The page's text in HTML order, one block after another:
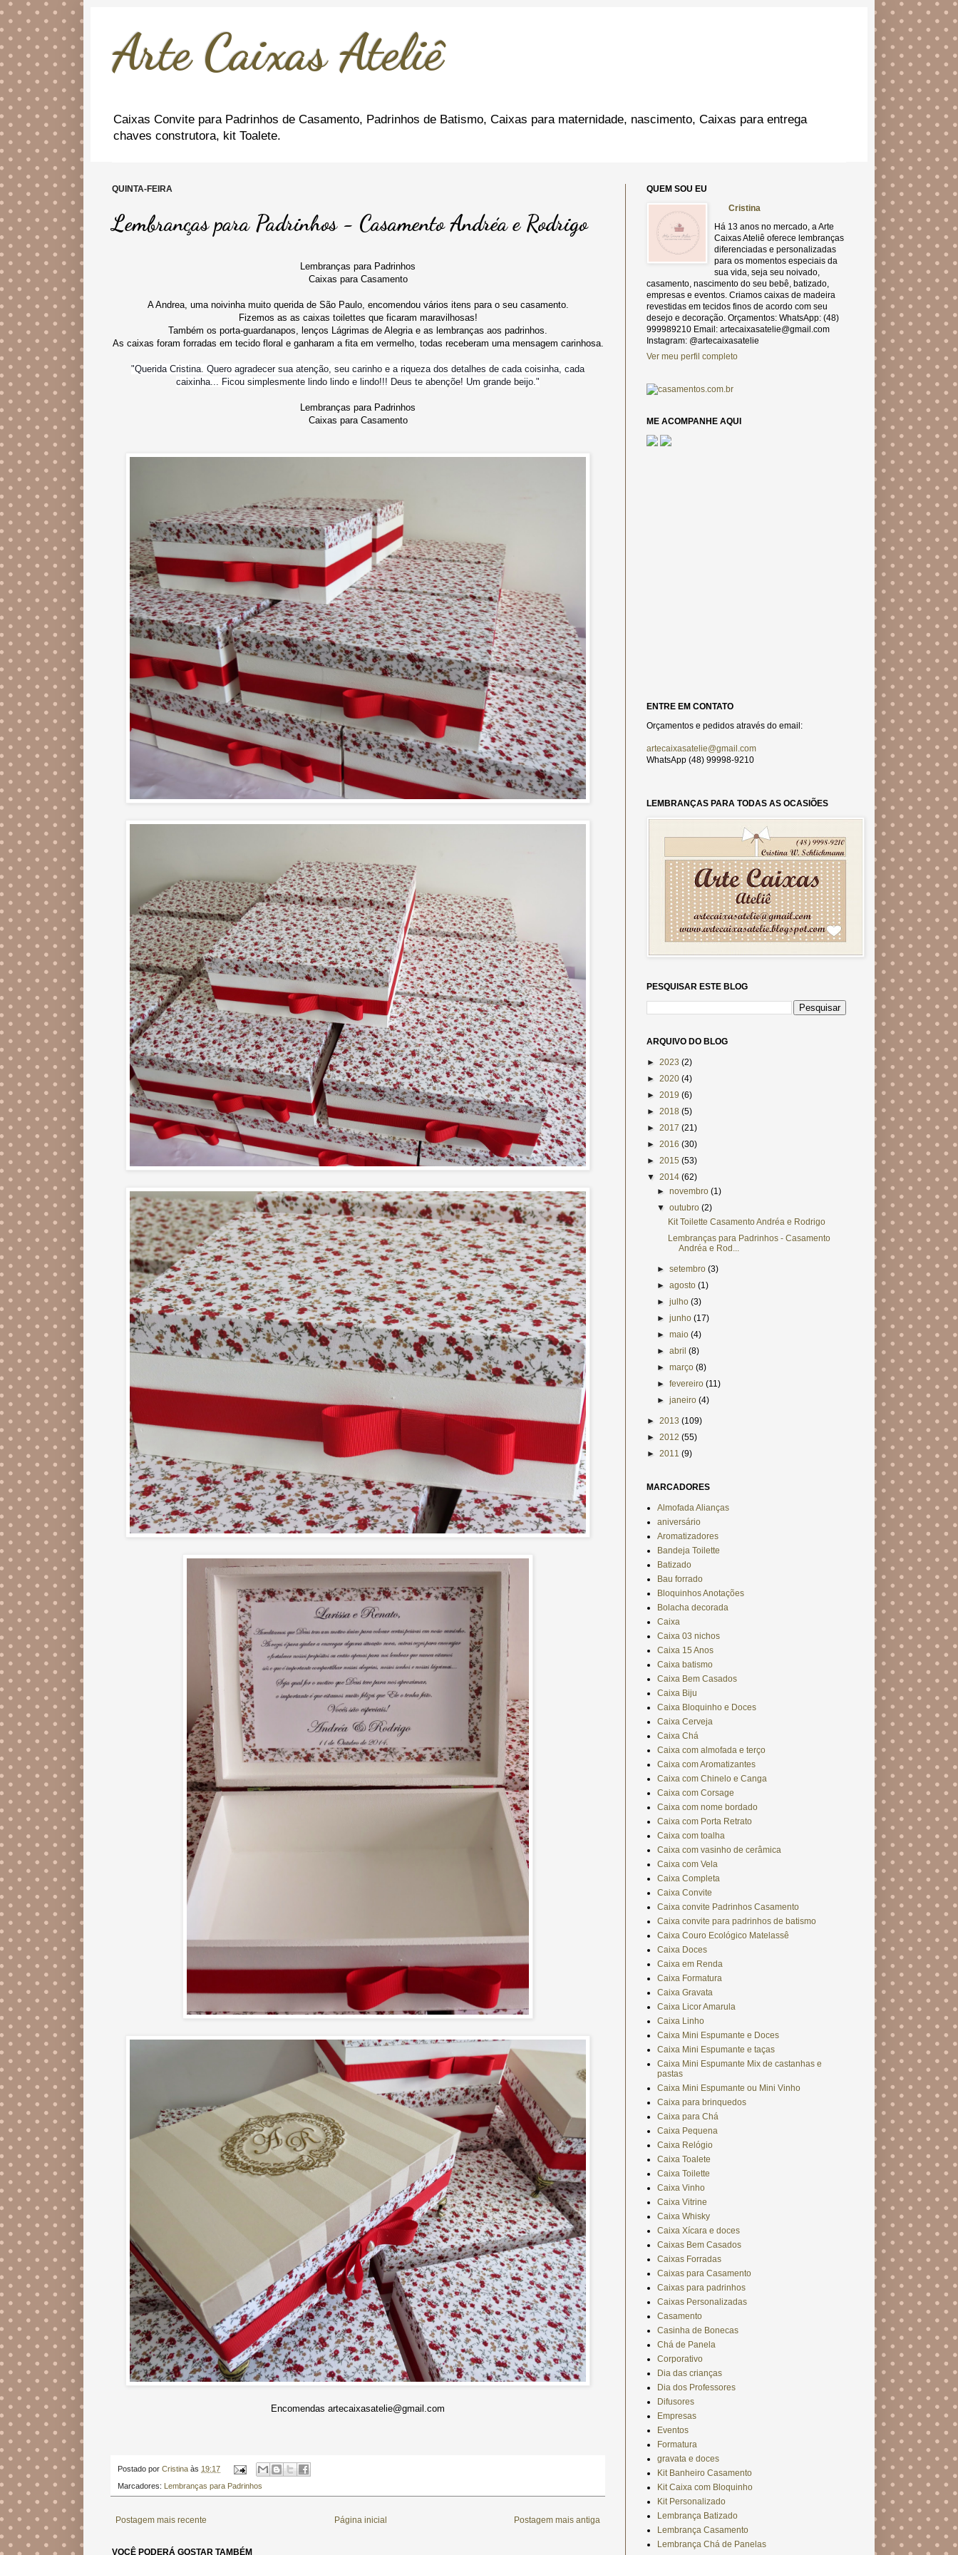
Arte Caixas Ateliê
Caixas Convite para Padrinhos de Casamento, Padrinhos de Batismo, Caixas para maternidade, nascimento, Caixas para entrega
chaves construtora, kit Toalete.
QUINTA-FEIRA
Lembranças para Padrinhos - Casamento Andréa e Rodrigo
Lembranças para Padrinhos
Caixas para Casamento
A Andrea, uma noivinha muito querida de São Paulo, encomendou vários itens para o seu casamento.
Fizemos as as caixas toilettes que ficaram maravilhosas!
Também os porta-guardanapos, lenços Lágrimas de Alegria e as lembranças aos padrinhos.
As caixas foram forradas em tecido floral e ganharam a fita em vermelho, todas receberam uma mensagem carinhosa.
"Querida Cristina. Quero agradecer sua atenção, seu carinho e a riqueza dos detalhes de cada coisinha, cada
caixinha... Ficou simplesmente lindo lindo e lindo!!! Deus te abençõe! Um grande beijo."
Lembranças para Padrinhos
Caixas para Casamento
Encomendas artecaixasatelie@gmail.com
Postado por Cristina às 19:17
Marcadores: Lembranças para Padrinhos
Postagem mais recente Postagem mais antiga
Página inicial
VOCÊ PODERÁ GOSTAR TAMBÉM
QUEM SOU EU
Cristina
Há 13 anos no mercado, a Arte
Caixas Ateliê oferece lembranças
diferenciadas e personalizadas
para os momentos especiais da
sua vida, seja seu noivado,
casamento, nascimento do seu bebê, batizado,
empresas e eventos. Criamos caixas de madeira
revestidas em tecidos finos de acordo com seu
desejo e decoração. Orçamentos: WhatsApp: (48)
999989210 Email: artecaixasatelie@gmail.com
Instagram: @artecaixasatelie
Ver meu perfil completo
ME ACOMPANHE AQUI
ENTRE EM CONTATO
Orçamentos e pedidos através do email:
artecaixasatelie@gmail.com
WhatsApp (48) 99998-9210
LEMBRANÇAS PARA TODAS AS OCASIÕES
PESQUISAR ESTE BLOG
ARQUIVO DO BLOG
► 2023 (2)
► 2020 (4)
► 2019 (6)
► 2018 (5)
► 2017 (21)
► 2016 (30)
► 2015 (53)
▼ 2014 (62)
►novembro(1)
▼outubro(2)
Kit Toilette Casamento Andréa e Rodrigo
Lembranças para Padrinhos - Casamento
Andréa e Rod...
►setembro(3)
►agosto(1)
►julho(3)
►junho(17)
►maio(4)
►abril(8)
►março(8)
►fevereiro(11)
►janeiro(4)
► 2013 (109)
► 2012 (55)
► 2011 (9)
MARCADORES
Almofada Alianças
aniversário
Aromatizadores
Bandeja Toilette
Batizado
Bau forrado
Bloquinhos Anotações
Bolacha decorada
Caixa
Caixa 03 nichos
Caixa 15 Anos
Caixa batismo
Caixa Bem Casados
Caixa Biju
Caixa Bloquinho e Doces
Caixa Cerveja
Caixa Chá
Caixa com almofada e terço
Caixa com Aromatizantes
Caixa com Chinelo e Canga
Caixa com Corsage
Caixa com nome bordado
Caixa com Porta Retrato
Caixa com toalha
Caixa com vasinho de cerâmica
Caixa com Vela
Caixa Completa
Caixa Convite
Caixa convite Padrinhos Casamento
Caixa convite para padrinhos de batismo
Caixa Couro Ecológico Matelassê
Caixa Doces
Caixa em Renda
Caixa Formatura
Caixa Gravata
Caixa Licor Amarula
Caixa Linho
Caixa Mini Espumante e Doces
Caixa Mini Espumante e taças
Caixa Mini Espumante Mix de castanhas e
pastas
Caixa Mini Espumante ou Mini Vinho
Caixa para brinquedos
Caixa para Chá
Caixa Pequena
Caixa Relógio
Caixa Toalete
Caixa Toilette
Caixa Vinho
Caixa Vitrine
Caixa Whisky
Caixa Xícara e doces
Caixas Bem Casados
Caixas Forradas
Caixas para Casamento
Caixas para padrinhos
Caixas Personalizadas
Casamento
Casinha de Bonecas
Chá de Panela
Corporativo
Dia das crianças
Dia dos Professores
Difusores
Empresas
Eventos
Formatura
gravata e doces
Kit Banheiro Casamento
Kit Caixa com Bloquinho
Kit Personalizado
Lembrança Batizado
Lembrança Casamento
Lembrança Chá de Panelas